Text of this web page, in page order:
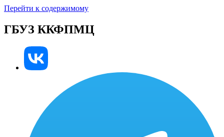
Перейти к содержимому
ГБУЗ ККФПМЦ